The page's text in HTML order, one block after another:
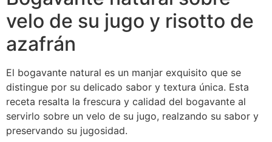
velo de su jugo y risotto de
azafrán
El bogavante natural es un manjar exquisito que se
distingue por su delicado sabor y textura única. Esta
receta resalta la frescura y calidad del bogavante al
servirlo sobre un velo de su jugo, realzando su sabor y
preservando su jugosidad.